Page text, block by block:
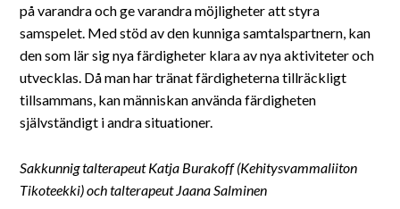
på varandra och ge varandra möjligheter att styra
samspelet. Med stöd av den kunniga samtalspartnern, kan
den som lär sig nya färdigheter klara av nya aktiviteter och
utvecklas. Då man har tränat färdigheterna tillräckligt
tillsammans, kan människan använda färdigheten
självständigt i andra situationer.
Sakkunnig talterapeut Katja Burakoff (Kehitysvammaliiton
Tikoteekki) och talterapeut Jaana Salminen